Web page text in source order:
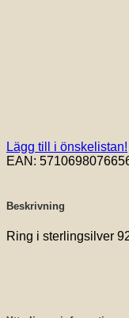
Lägg till i önskelistan!
EAN:
Beskrivning
Ring i sterlingsilver